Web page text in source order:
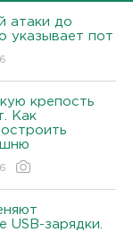
атаки до
указывает пот
крепость
Как
зарядки.